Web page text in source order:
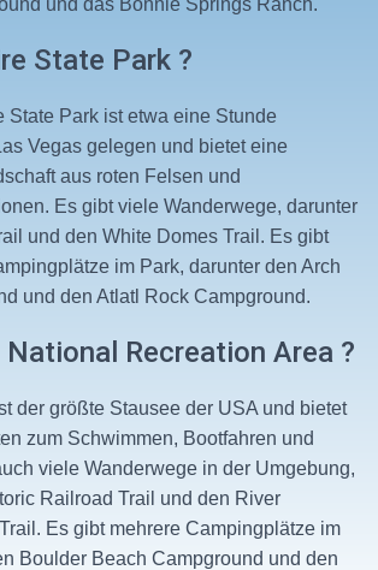
und das Bonnie Springs Ranch.
State Park ?
State Park ist etwa eine Stunde
Vegas gelegen und bietet eine
aus roten Felsen und
Es gibt viele Wanderwege, darunter
und den White Domes Trail. Es gibt
im Park, darunter den Arch
und den Atlatl Rock Campground.
Recreation Area ?
der größte Stausee der USA und bietet
zum Schwimmen, Bootfahren und
viele Wanderwege in der Umgebung,
Railroad Trail und den River
Es gibt mehrere Campingplätze im
Boulder Beach Campground und den